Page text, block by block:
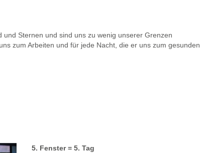
Sternen und sind uns zu wenig unserer Grenzen
zum Arbeiten und für jede Nacht, die er uns zum gesunden
5. Fenster = 5. Tag